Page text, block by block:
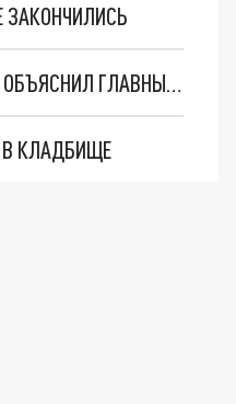
"МЫ ВАС ЗАСТАВИМ": ЖУТКИЕ ДЕТАЛИ ОХОТЫ НА ГЕНЕРАЛА. ЗЕЛЕНСКИЙ ОБЪЯСНИЛ ГЛАВНЫЙ СМЫСЛ ТЕРАКТА В ЦЕНТРЕ МОСКВЫ
КЛАДБИЩЕ